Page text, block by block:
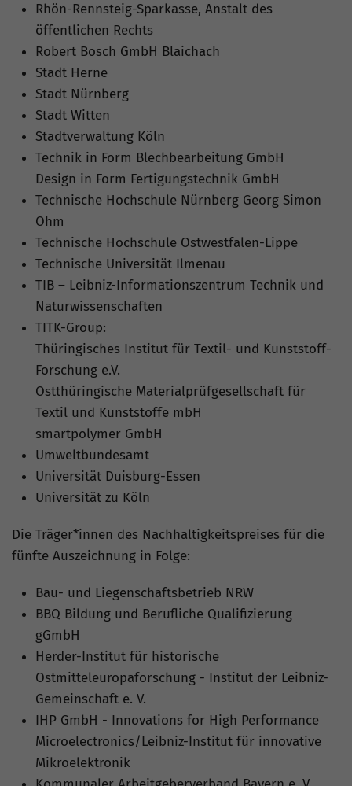
Rhön-Rennsteig-Sparkasse, Anstalt des
öffentlichen Rechts
Robert Bosch GmbH Blaichach
Stadt Herne
Stadt Nürnberg
Stadt Witten
Stadtverwaltung Köln
Technik in Form Blechbearbeitung GmbH
Design in Form Fertigungstechnik GmbH
Technische Hochschule Nürnberg Georg Simon
Ohm
Technische Hochschule Ostwestfalen-Lippe
Technische Universität Ilmenau
TIB – Leibniz-Informationszentrum Technik und
Naturwissenschaften
TITK-Group:
Thüringisches Institut für Textil- und Kunststoff-
Forschung e.V.
Ostthüringische Materialprüfgesellschaft für
Textil und Kunststoffe mbH
smartpolymer GmbH
Umweltbundesamt
Universität Duisburg-Essen
Universität zu Köln
Die Träger*innen des Nachhaltigkeitspreises für die
fünfte Auszeichnung in Folge:
Bau- und Liegenschaftsbetrieb NRW
BBQ Bildung und Berufliche Qualifizierung
gGmbH
Herder-Institut für historische
Ostmitteleuropaforschung - Institut der Leibniz-
Gemeinschaft e. V.
IHP GmbH - Innovations for High Performance
Microelectronics/Leibniz-Institut für innovative
Mikroelektronik